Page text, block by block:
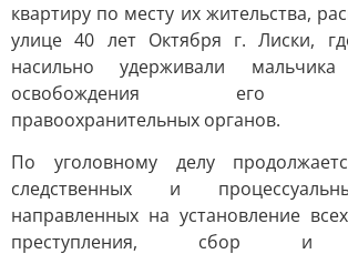
квартиру по месту их жительства,
улице 40 лет Октября г. Лиски,
насильно удерживали
освобождения его
правоохранительных органов.
По уголовному делу
следственных и
направленных на установление
преступления, сбор и